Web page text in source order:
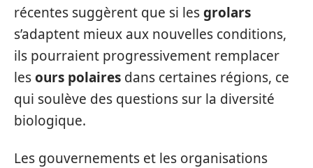
récentes suggèrent que si lesgrolars
s’adaptent mieux aux nouvelles conditions,
ils pourraient progressivement remplacer
lesours polaires dans certaines régions, ce
qui soulève des questions sur la diversité
biologique.
Les gouvernements et les organisations